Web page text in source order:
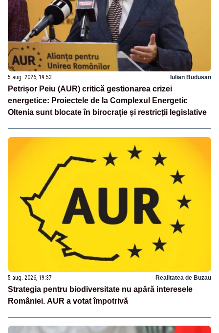
5 aug. 2026, 19:53 Iulian Budusan
Petrișor Peiu (AUR) critică gestionarea crizei
energetice: Proiectele de la Complexul Energetic
Oltenia sunt blocate în birocrație și restricții legislative
5 aug. 2026, 19:37 Realitatea de Buzau
Strategia pentru biodiversitate nu apără interesele
României. AUR a votat împotrivă